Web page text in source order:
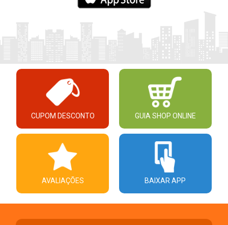
CUPOM DESCONTO GUIA SHOP ONLINE
AVALIAÇÕES BAIXAR APP